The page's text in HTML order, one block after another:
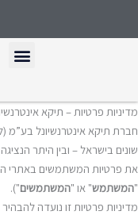
מדיניות פרטיות – תיקא
חברת תיקא אינטרנשיונל בע”מ
שונים בישראל – ובין היתר
את פרטיות המשתמשים באתרי
"המשתמש" או "המשתמשים").
מדיניות פרטיות זו נועדה